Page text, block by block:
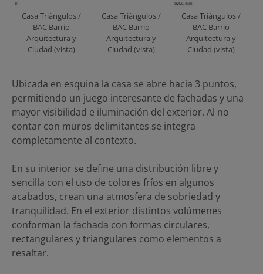
Casa Triángulos /
BAC Barrio
Arquitectura y
Ciudad (vista)
Casa Triángulos /
BAC Barrio
Arquitectura y
Ciudad (vista)
Casa Triángulos /
BAC Barrio
Arquitectura y
Ciudad (vista)
Ubicada en esquina la casa se abre hacia 3 puntos,
permitiendo un juego interesante de fachadas y una
mayor visibilidad e iluminación del exterior. Al no
contar con muros delimitantes se integra
completamente al contexto.
En su interior se define una distribución libre y
sencilla con el uso de colores fríos en algunos
acabados, crean una atmosfera de sobriedad y
tranquilidad. En el exterior distintos volúmenes
conforman la fachada con formas circulares,
rectangulares y triangulares como elementos a
resaltar.